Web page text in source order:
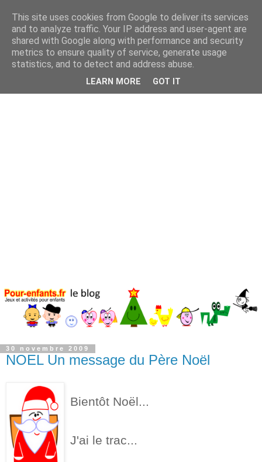
30 novembre 2009
NOEL Un message du Père Noël
Bientôt Noël...
J'ai le trac...
This site uses cookies from Google to deliver its services
and to analyze traffic. Your IP address and user-agent are
shared with Google along with performance and security
metrics to ensure quality of service, generate usage
statistics, and to detect and address abuse.
LEARN MORE GOT IT